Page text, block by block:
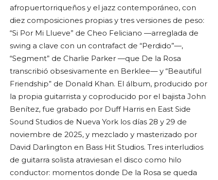
afropuertorriqueños y el jazz contemporáneo, con
diez composiciones propias y tres versiones de peso:
“Si Por Mi Llueve” de Cheo Feliciano —arreglada de
swing a clave con un contrafact de “Perdido”—,
“Segment” de Charlie Parker —que De la Rosa
transcribió obsesivamente en Berklee— y “Beautiful
Friendship” de Donald Khan. El álbum, producido por
la propia guitarrista y coproducido por el bajista John
Benítez, fue grabado por Duff Harris en East Side
Sound Studios de Nueva York los días 28 y 29 de
noviembre de 2025, y mezclado y masterizado por
David Darlington en Bass Hit Studios. Tres interludios
de guitarra solista atraviesan el disco como hilo
conductor: momentos donde De la Rosa se queda